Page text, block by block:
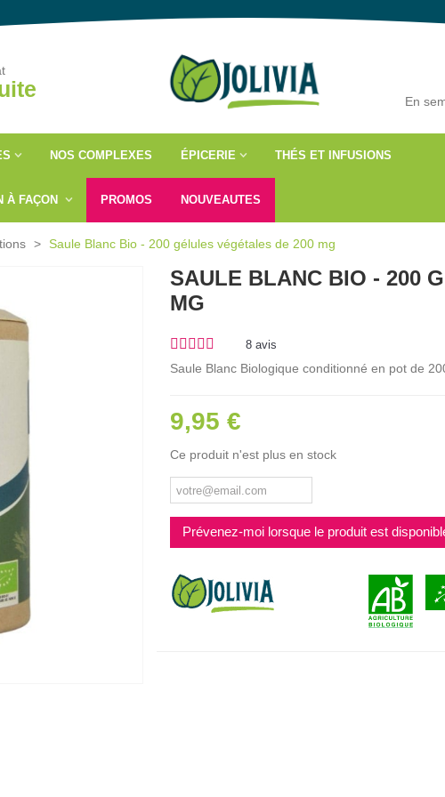
En
NOS COMPLEXES ÉPICERIE THÉS ET INFUSIONS
À FAÇON PROMOS NOUVEAUTES
> Saule Blanc Bio - 200 gélules végétales de 200 mg
SAULE BLANC BIO - 200
MG
8 avis
Saule Blanc Biologique conditionné en pot de
9,95 €
Ce produit n'est plus en stock
Prévenez-moi lorsque le produit est